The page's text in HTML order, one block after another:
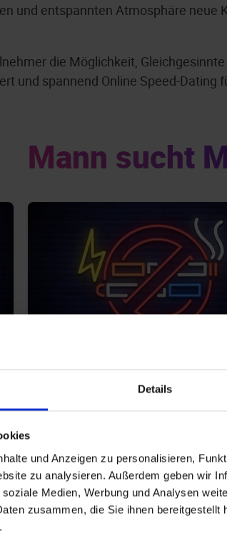
Details
und Anzeigen zu personalisieren,
zu analysieren. Außerdem geben wir
Medien, Werbung und Analysen
zusammen, die Sie ihnen
und entspannten Atmosphäre
die Möglichkeit,
und spannend Online Speed-Dating
Mann sucht
19.08.2026 18:00
50 - 59 Jahre
WEITERE EVENTS IN